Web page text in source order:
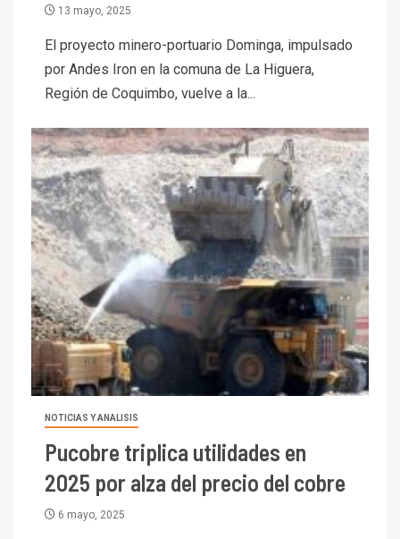
13 mayo, 2025
El proyecto minero-portuario Dominga, impulsado
por Andes Iron en la comuna de La Higuera,
Región de Coquimbo, vuelve a la...
NOTICIAS Y ANALISIS
Pucobre triplica utilidades en
2025 por alza del precio del cobre
6 mayo, 2025